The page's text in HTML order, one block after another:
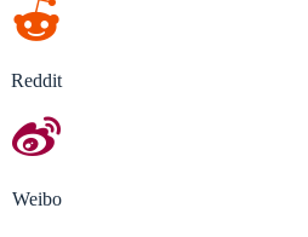
Reddit
Weibo